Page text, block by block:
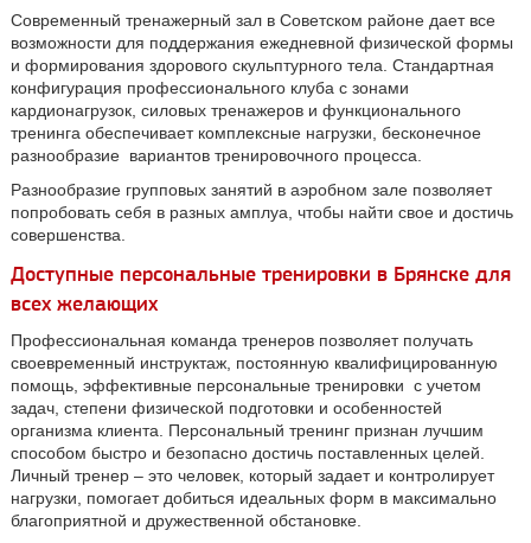
Современный тренажерный зал в Советском районе дает все
возможности для поддержания ежедневной физической формы
и формирования здорового скульптурного тела. Стандартная
конфигурация профессионального клуба с зонами
кардионагрузок, силовых тренажеров и функционального
тренинга обеспечивает комплексные нагрузки, бесконечное
разнообразие вариантов тренировочного процесса.
Разнообразие групповых занятий в аэробном зале позволяет
попробовать себя в разных амплуа, чтобы найти свое и достичь
совершенства.
Доступные персональные тренировки в Брянске для
всех желающих
Профессиональная команда тренеров позволяет получать
своевременный инструктаж, постоянную квалифицированную
помощь, эффективные персональные тренировки с учетом
задач, степени физической подготовки и особенностей
организма клиента. Персональный тренинг признан лучшим
способом быстро и безопасно достичь поставленных целей.
Личный тренер – это человек, который задает и контролирует
нагрузки, помогает добиться идеальных форм в максимально
благоприятной и дружественной обстановке.